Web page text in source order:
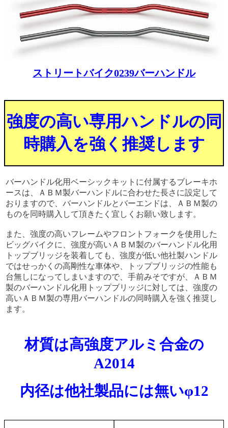
ストリートバイク0239バーハンドル
強度の高い専用ハンドルの同
時購入を強く推奨します
バーハンドル化用ベーシックキットに付属するブレーキホ
ースは、ＡＢＭ製バーハンドルに合わせた長さに設定して
おりますので、バーハンドルとバーエンドは、ＡＢＭ製の
ものを同時購入して頂きたく宜しくお願い致します。
また、強度の高いフレームやフロントフォークを使用した
ビッグバイクに、強度が高いＡＢＭ製のバーハンドル化用
トップブリッジを装着しても、強度が低い他社製ハンドル
ではせっかくの高剛性な車体や、トップブリッジの性能も
台無しになってしまいますので、手前みそですが、ＡＢＭ
製のバーハンドル化用トップブリッジに対しては、強度の
高いＡＢＭ製の専用バーハンドルの同時購入を強く推奨し
ます。
材質は高強度アルミ合金の
A2014
内径は他社製品には無いφ12